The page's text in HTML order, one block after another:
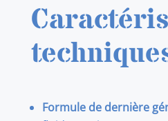
Formule de dernière